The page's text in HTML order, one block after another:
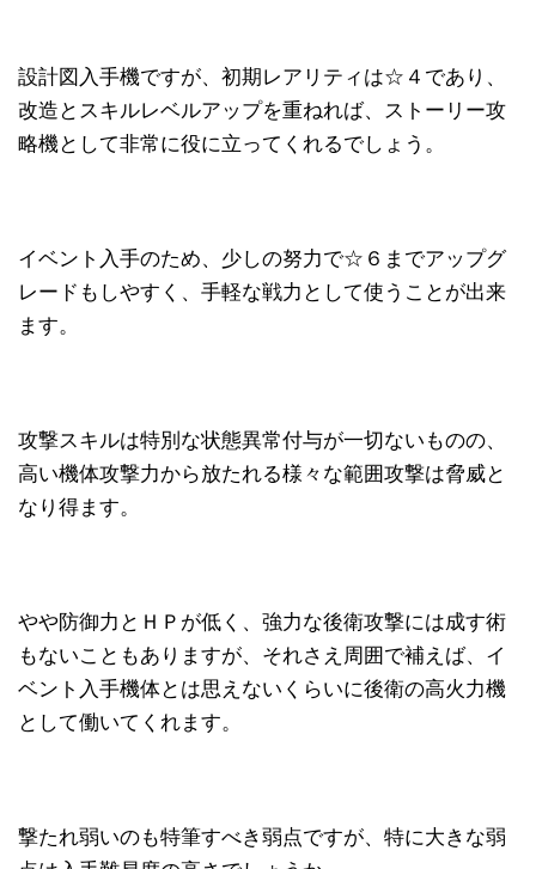
設計図入手機ですが、初期レアリティは☆４であり、
改造とスキルレベルアップを重ねれば、ストーリー攻
略機として非常に役に立ってくれるでしょう。
イベント入手のため、少しの努力で☆６までアップグ
レードもしやすく、手軽な戦力として使うことが出来
ます。
攻撃スキルは特別な状態異常付与が一切ないものの、
高い機体攻撃力から放たれる様々な範囲攻撃は脅威と
なり得ます。
やや防御力とＨＰが低く、強力な後衛攻撃には成す術
もないこともありますが、それさえ周囲で補えば、イ
ベント入手機体とは思えないくらいに後衛の高火力機
として働いてくれます。
撃たれ弱いのも特筆すべき弱点ですが、特に大きな弱